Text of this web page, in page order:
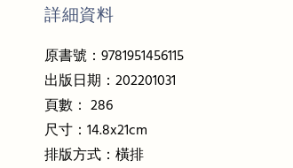
詳細資料
原書號：9781951456115
出版日期：202201031
頁數： 286
尺寸：14.8x21cm
排版方式：橫排